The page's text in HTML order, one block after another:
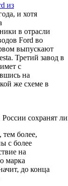
из
и хотя
в отрасли
Ford во
выпускают
Третий завод в
с
на
же схеме в
сохранят
более,
с более
на
марка
до конца